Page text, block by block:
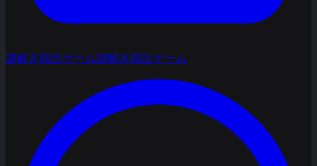
謎解き脱出ゲーム謎解き脱出ゲーム